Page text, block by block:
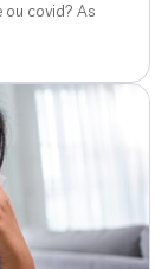
ou covid? As